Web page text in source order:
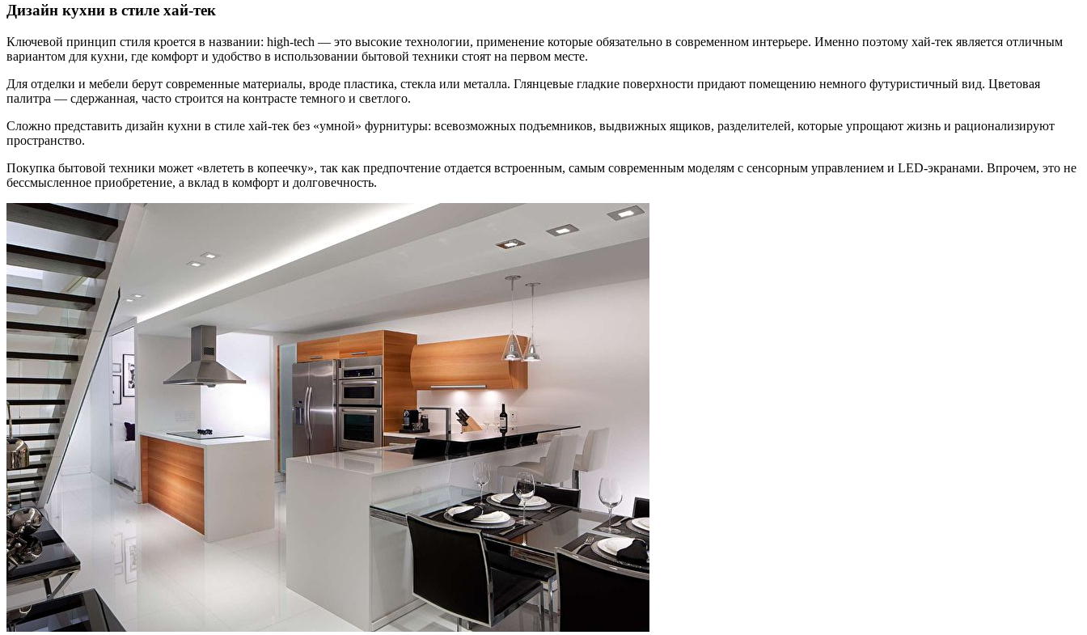
Дизайн кухни в стиле хай-тек
Ключевой принцип стиля кроется в названии: high-tech — это высокие технологии, применение которые обязательно в современном интерьере. Именно поэтому хай-тек является отличным
вариантом для кухни, где комфорт и удобство в использовании бытовой техники стоят на первом месте.
Для отделки и мебели берут современные материалы, вроде пластика, стекла или металла. Глянцевые гладкие поверхности придают помещению немного футуристичный вид. Цветовая
палитра — сдержанная, часто строится на контрасте темного и светлого.
Сложно представить дизайн кухни в стиле хай-тек без «умной» фурнитуры: всевозможных подъемников, выдвижных ящиков, разделителей, которые упрощают жизнь и рационализируют
пространство.
Покупка бытовой техники может «влететь в копеечку», так как предпочтение отдается встроенным, самым современным моделям с сенсорным управлением и LED-экранами. Впрочем, это не
бессмысленное приобретение, а вклад в комфорт и долговечность.